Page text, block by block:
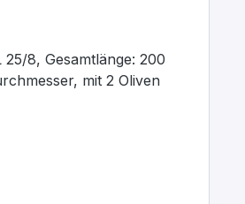
25/8, Gesamtlänge: 200
mit 2 Oliven